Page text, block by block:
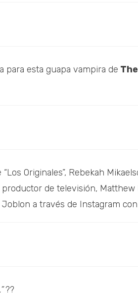
para esta guapa vampira de
Originales”, Rebekah
de televisión, Matthew
a través de Instagram
??